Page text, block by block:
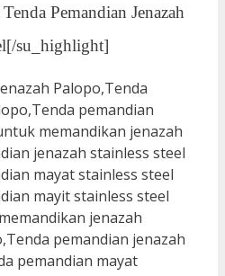
Pemandian Jenazah
su_highlight]